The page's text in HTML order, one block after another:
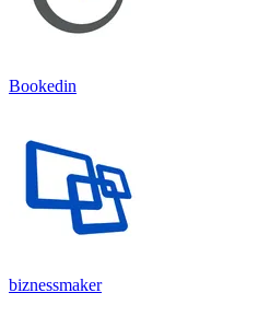
Bookedin
biznessmaker